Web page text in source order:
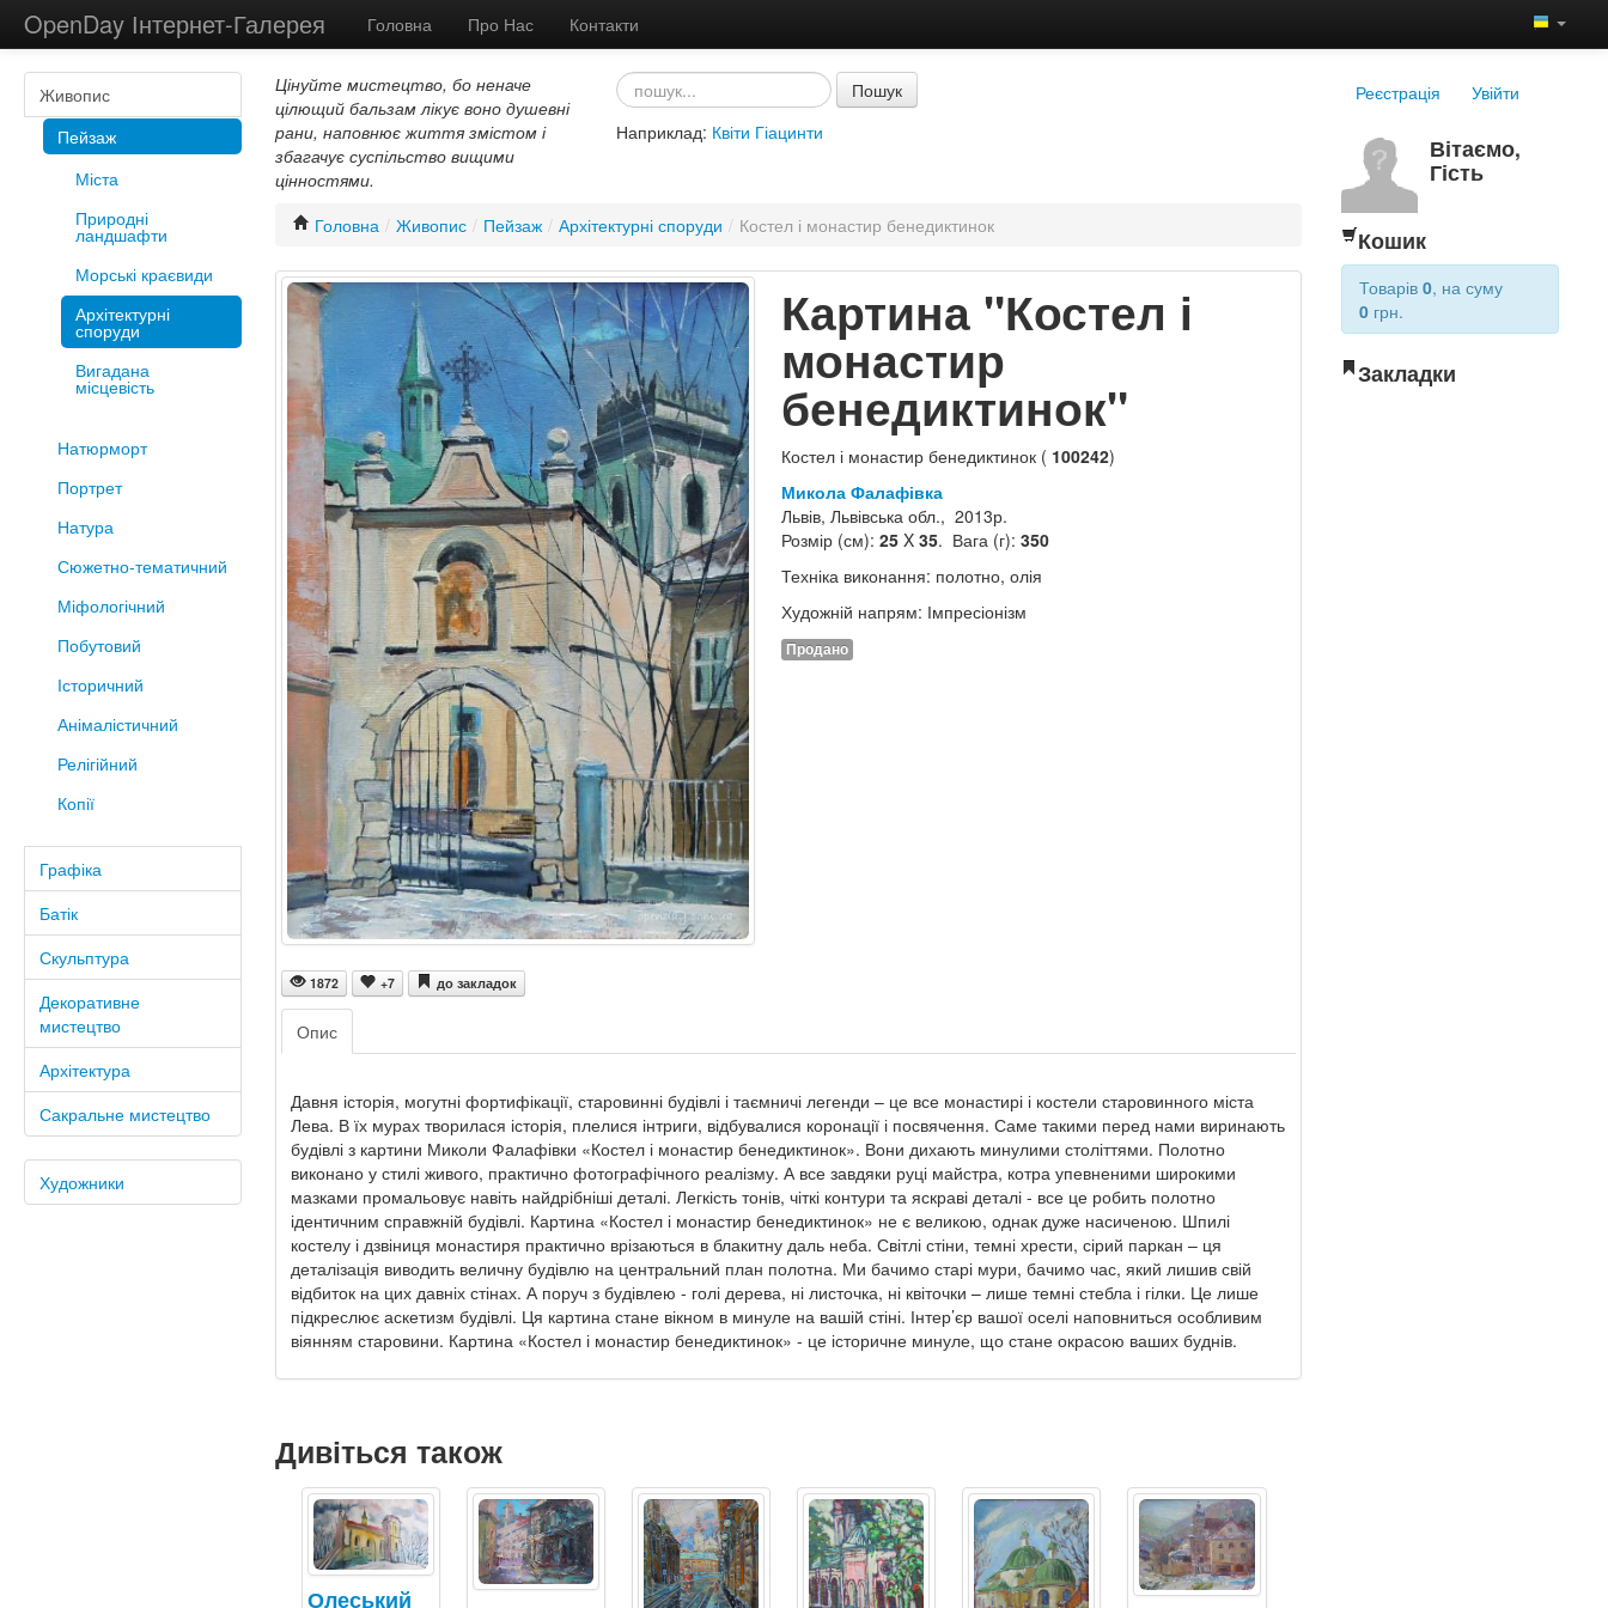
OpenDay Інтернет-Галерея Головна Про Нас Контакти
Живопис
Пейзаж
Міста
Природні
ландшафти
Морські краєвиди
Архітектурні
споруди
Вигадана
місцевість
Натюрморт
Портрет
Натура
Сюжетно-тематичний
Міфологічний
Побутовий
Історичний
Анімалістичний
Релігійний
Копії
Графіка
Батік
Скульптура
Декоративне
мистецтво
Архітектура
Сакральне мистецтво
Художники
Цінуйте мистецтво, бо неначе
цілющий бальзам лікує воно душевні
рани, наповнює життя змістом і
збагачує суспільство вищими
цінностями.
Пошук
Наприклад: Квіти Гіацинти
Головна / Живопис / Пейзаж / Архітектурні споруди / Костел і монастир бенедиктинок
1872 +7 до закладок
Картина "Костел і
монастир
бенедиктинок"
Костел і монастир бенедиктинок ( 100242)
Микола Фалафівка
Львів, Львівська обл., 2013р.
Розмір (см): 25X 35. Вага (г): 350
Техніка виконання: полотно, олія
Художній напрям: Імпресіонізм
Продано
Опис
Давня історія, могутні фортифікації, старовинні будівлі і таємничі легенди – це все монастирі і костели старовинного міста
Лева. В їх мурах творилася історія, плелися інтриги, відбувалися коронації і посвячення. Саме такими перед нами виринають
будівлі з картини Миколи Фалафівки «Костел і монастир бенедиктинок». Вони дихають минулими століттями. Полотно
виконано у стилі живого, практично фотографічного реалізму. А все завдяки руці майстра, котра упевненими широкими
мазками промальовує навіть найдрібніші деталі. Легкість тонів, чіткі контури та яскраві деталі - все це робить полотно
ідентичним справжній будівлі. Картина «Костел і монастир бенедиктинок» не є великою, однак дуже насиченою. Шпилі
костелу і дзвіниця монастиря практично врізаються в блакитну даль неба. Світлі стіни, темні хрести, сірий паркан – ця
деталізація виводить величну будівлю на центральний план полотна. Ми бачимо старі мури, бачимо час, який лишив свій
відбиток на цих давніх стінах. А поруч з будівлею - голі дерева, ні листочка, ні квіточки – лише темні стебла і гілки. Це лише
підкреслює аскетизм будівлі. Ця картина стане вікном в минуле на вашій стіні. Інтер’єр вашої оселі наповниться особливим
віянням старовини. Картина «Костел і монастир бенедиктинок» - це історичне минуле, що стане окрасою ваших буднів.
Дивіться також
Олеський
Реєстрація Увійти
Вітаємо,
Гість
Кошик
Товарів0, на суму
0 грн.
Закладки